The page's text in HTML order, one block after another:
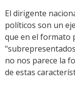
El dirigente
políticos son un
que en el formato
no nos parece la
de estas